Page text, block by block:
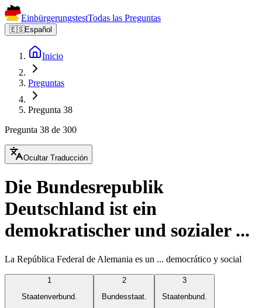
EinbürgerungstestTodas las Preguntas
🇪🇸Español
Inicio
Preguntas
Pregunta 38
Pregunta 38 de 300
Ocultar Traducción
Die Bundesrepublik
Deutschland ist ein
demokratischer und sozialer ...
La República Federal de Alemania es un ... democrático y social
1
Staatenverbund.
2
Bundesstaat.
3
Staatenbund.